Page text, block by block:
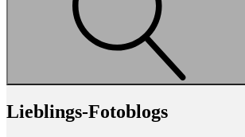
Lieblings-Fotoblogs